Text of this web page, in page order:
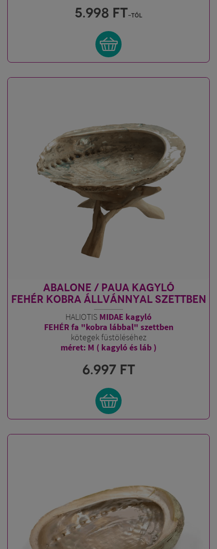
5.998 FT-tól
ABALONE / PAUA KAGYLÓ
FEHÉR KOBRA ÁLLVÁNNYAL SZETTBEN
HALIOTIS MIDAE kagyló
FEHÉR fa "kobra lábbal" szettben
kötegek füstöléséhez
méret: M ( kagyló és láb )
6.997 FT